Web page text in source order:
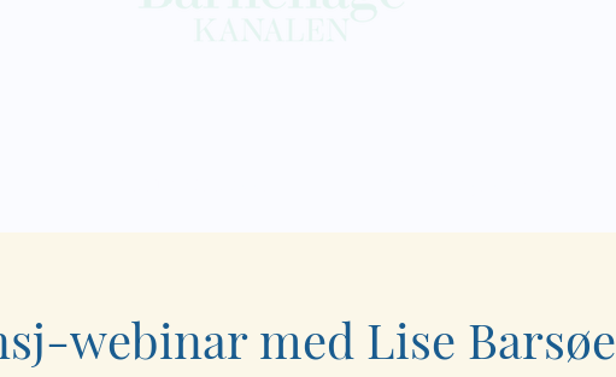
webinar med Lise Barsøe